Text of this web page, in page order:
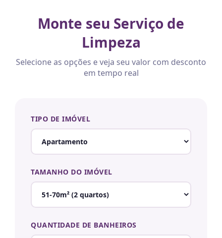
Monte seu Serviço de
Limpeza
Selecione as opções e veja seu valor com desconto
em tempo real
TIPO DE IMÓVEL
TAMANHO DO IMÓVEL
QUANTIDADE DE BANHEIROS